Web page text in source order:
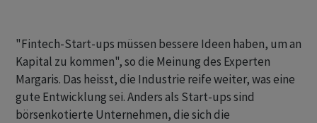
"Fintech-Start-ups müssen bessere Ideen haben, um an
Kapital zu kommen", so die Meinung des Experten
Margaris. Das heisst, die Industrie reife weiter, was eine
gute Entwicklung sei. Anders als Start-ups sind
börsenkotierte Unternehmen, die sich die